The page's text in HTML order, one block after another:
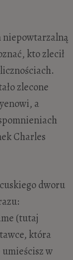
niepowtarzalną
kto zlecił
zlecone
a
Charles
dworu
(tutaj
która
w